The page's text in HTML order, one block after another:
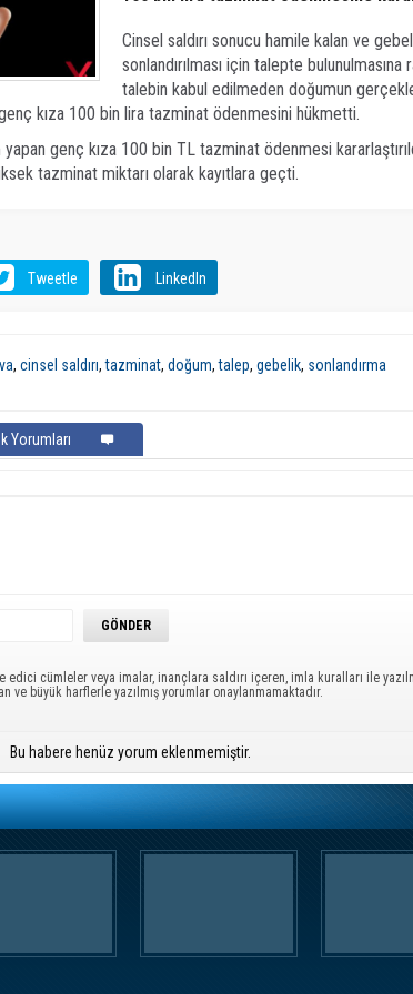
Cinsel saldırı sonucu hamile kalan ve
sonlandırılması için talepte bulunulmasına
talebin kabul edilmeden doğumun
kıza 100 bin lira tazminat ödenmesini hükmetti.
genç kıza 100 bin TL tazminat ödenmesi
tazminat miktarı olarak kayıtlara geçti.
Tweetle LinkedIn
, cinsel saldırı,tazminat, doğum,talep, gebelik, sonlandırma
Yorumları
edici cümleler veya imalar, inançlara saldırı içeren, imla kuralları ile
ve büyük harflerle yazılmış yorumlar onaylanmamaktadır.
Bu habere henüz yorum eklenmemiştir.